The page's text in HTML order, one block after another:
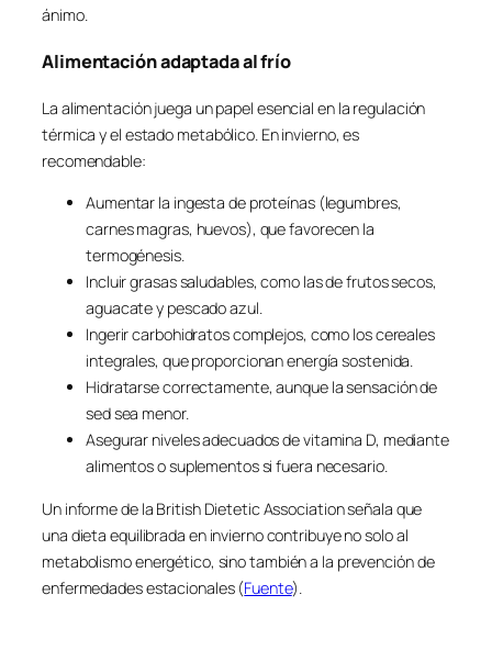
ánimo.
Alimentación adaptada al frío
La alimentación juega un papel esencial en la regulación
térmica y el estado metabólico. En invierno, es
recomendable:
Aumentar la ingesta de proteínas (legumbres,
carnes magras, huevos), que favorecen la
termogénesis.
Incluir grasas saludables, como las de frutos secos,
aguacate y pescado azul.
Ingerir carbohidratos complejos, como los cereales
integrales, que proporcionan energía sostenida.
Hidratarse correctamente, aunque la sensación de
sed sea menor.
Asegurar niveles adecuados de vitamina D, mediante
alimentos o suplementos si fuera necesario.
Un informe de la British Dietetic Association señala que
una dieta equilibrada en invierno contribuye no solo al
metabolismo energético, sino también a la prevención de
enfermedades estacionales (Fuente).